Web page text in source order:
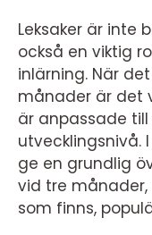
Leksaker är inte
också en viktig
inlärning. När
månader är det
är anpassade
utvecklingsnivå.
ge en grundlig
vid tre månader,
som finns,